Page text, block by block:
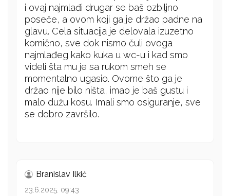
i ovaj najmlađi drugar se baš ozbiljno
poseče, a ovom koji ga je držao padne na
glavu. Cela situacija je delovala izuzetno
komično, sve dok nismo čuli ovoga
najmlađeg kako kuka u wc-u i kad smo
videli šta mu je sa rukom smeh se
momentalno ugasio. Ovome što ga je
držao nije bilo ništa, imao je baš gustu i
malo dužu kosu. Imali smo osiguranje, sve
se dobro završilo.
Branislav Ilkić
23.6.2025. 09:43